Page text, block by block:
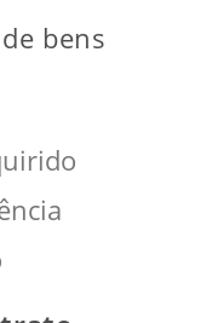
bens